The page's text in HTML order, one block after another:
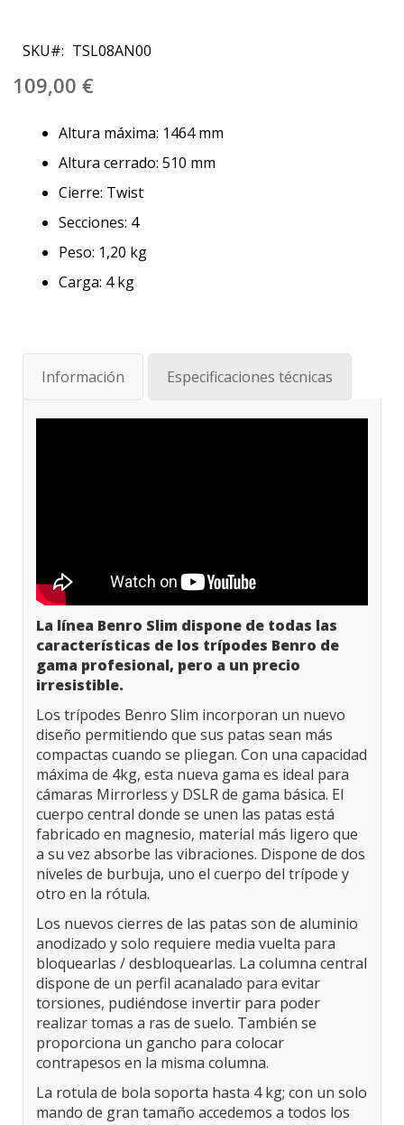
comienzo
de
la
imágenes
SKU TSL08AN00
109,00 €
Altura máxima: 1464 mm
Altura cerrado: 510 mm
Cierre: Twist
Secciones: 4
Peso: 1,20 kg
Carga: 4 kg
Información Especificaciones técnicas
La línea Benro Slim dispone de todas las
características de los trípodes Benro de
gama profesional, pero a un precio
irresistible.
Los trípodes Benro Slim incorporan un nuevo
diseño permitiendo que sus patas sean más
compactas cuando se pliegan. Con una capacidad
máxima de 4kg, esta nueva gama es ideal para
cámaras Mirrorless y DSLR de gama básica. El
cuerpo central donde se unen las patas está
fabricado en magnesio, material más ligero que
a su vez absorbe las vibraciones. Dispone de dos
niveles de burbuja, uno el cuerpo del trípode y
otro en la rótula.
Los nuevos cierres de las patas son de aluminio
anodizado y solo requiere media vuelta para
bloquearlas / desbloquearlas. La columna central
dispone de un perfil acanalado para evitar
torsiones, pudiéndose invertir para poder
realizar tomas a ras de suelo. También se
proporciona un gancho para colocar
contrapesos en la misma columna.
La rotula de bola soporta hasta 4 kg; con un solo
mando de gran tamaño accedemos a todos los